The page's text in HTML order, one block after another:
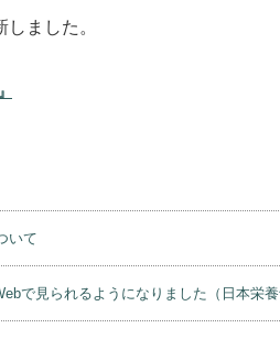
ました。
いて
で見られるようになりました（日本栄養